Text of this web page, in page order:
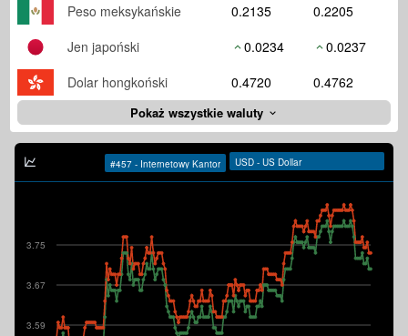
Peso meksykańskie
0.2135
0.2205
Jen japoński
0.0234
0.0237
Dolar hongkoński
0.4720 0.4762
Pokaż wszystkie waluty
3.59
3.67
3.75